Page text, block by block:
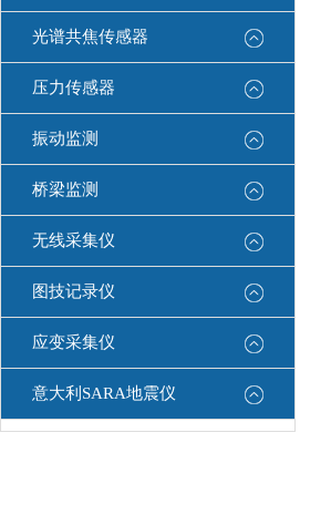
光谱共焦传感器
压力传感器
振动监测
桥梁监测
无线采集仪
图技记录仪
应变采集仪
意大利SARA地震仪